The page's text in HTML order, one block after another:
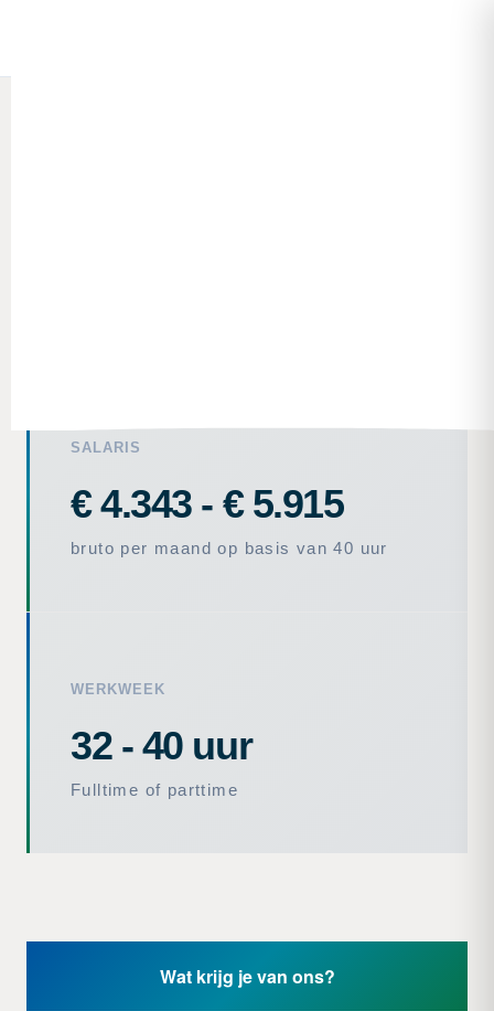
SALARIS
€ 4.343 - € 5.915
bruto per maand op basis van 40 uur
WERKWEEK
32 - 40 uur
Fulltime of parttime
Wat krijg je van ons?